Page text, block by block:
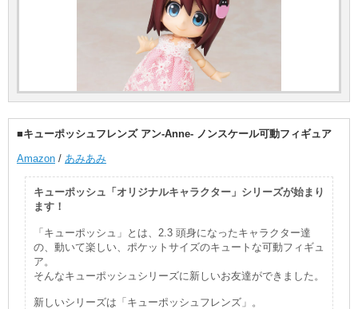
■キューポッシュフレンズ アン-Anne- ノンスケール可動フィギュア
Amazon / あみあみ
キューポッシュ「オリジナルキャラクター」シリーズが始まり
ます！
「キューポッシュ」とは、2.3 頭身になったキャラクター達
の、動いて楽しい、ポケットサイズのキュートな可動フィギュ
ア。
そんなキューポッシュシリーズに新しいお友達ができました。
新しいシリーズは「キューポッシュフレンズ」。